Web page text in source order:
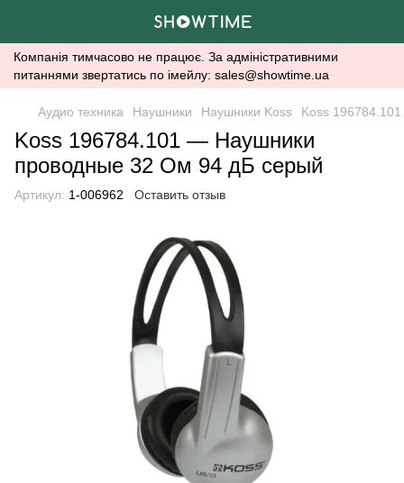
Компанія тимчасово не працює. За адміністративними
питаннями звертатись по імейлу: sales@showtime.ua
Аудио техника Наушники Наушники Koss Koss
Koss 196784.101 — Наушники
проводные 32 Ом 94 дБ серый
Артикул: 1-006962 Оставить отзыв